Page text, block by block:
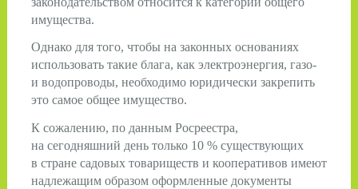
имущества.
Однако для того, чтобы на законных основаниях
использовать такие блага, как электроэнергия, газо-
и водопроводы, необходимо юридически закрепить
это самое общее имущество.
К сожалению, по данным Росреестра,
на сегодняшний день только 10 % существующих
в стране садовых товариществ и кооперативов имеют
надлежащим образом оформленные документы